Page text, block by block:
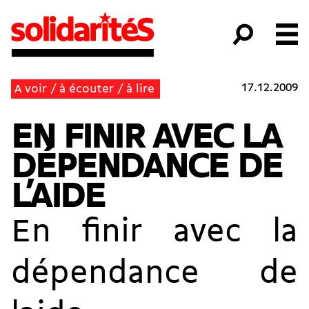
A voir / à écouter / à lire 17.12.2009
EN FINIR AVEC LA
DÉPENDANCE DE
L’AIDE
En finir avec la
dépendance de